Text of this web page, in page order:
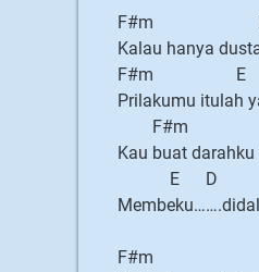
F#m E
Kalau hanya
F#m E
Prilakumu itulah
F#m
Kau buat
E D
F#m